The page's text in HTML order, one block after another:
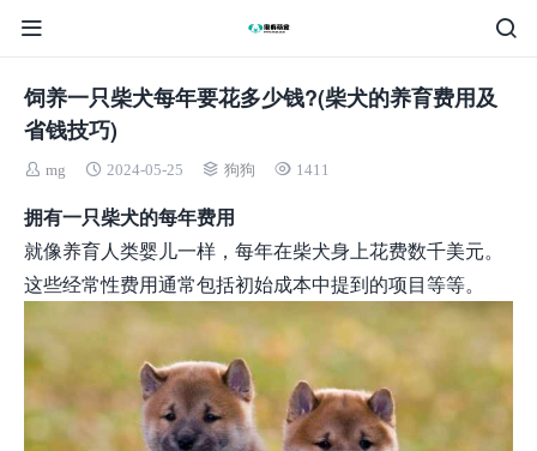
饲养一只柴犬每年要花多少钱?(柴犬的养育费用及
省钱技巧)
mg 2024-05-25 狗狗 1411
拥有一只柴犬的每年费用
就像养育人类婴儿一样，每年在柴犬身上花费数千美元。
这些经常性费用通常包括初始成本中提到的项目等等。